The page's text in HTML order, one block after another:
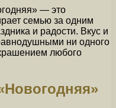
— это
семью за одним
и радости. Вкус и
ни одного
любого